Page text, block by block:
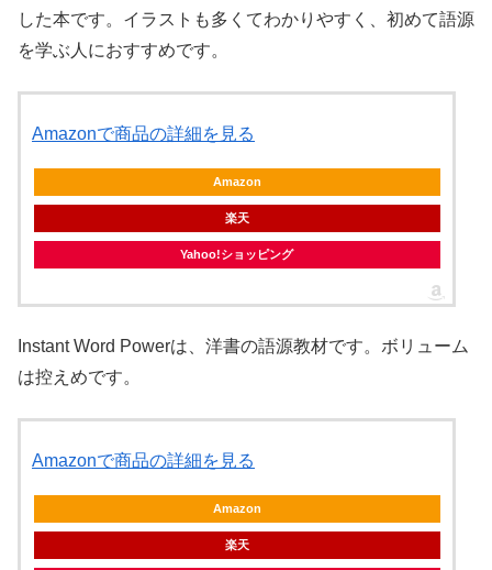
した本です。イラストも多くてわかりやすく、初めて語源
を学ぶ人におすすめです。
Amazonで商品の詳細を見る
Amazon
楽天
Yahoo!ショッピング
Instant Word Powerは、洋書の語源教材です。ボリューム
は控えめです。
Amazonで商品の詳細を見る
Amazon
楽天